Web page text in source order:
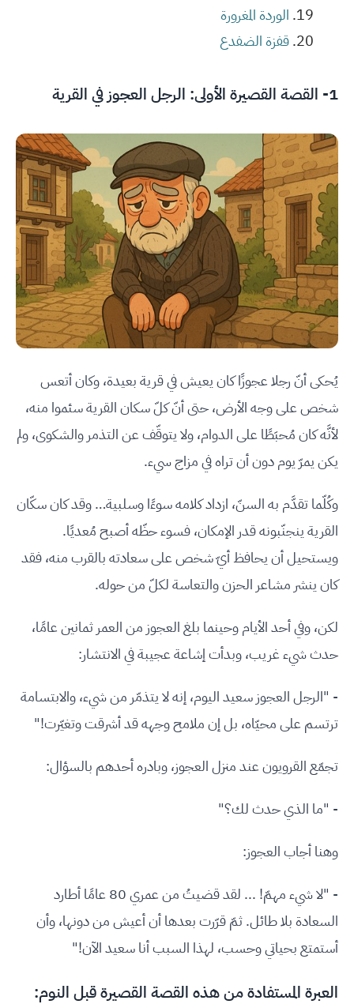
الوردة المغرورة
قفزة الضفدع
1- القصة القصيرة الأولى: الرجل العجوز في القرية
يُحكى أنّ رجلا عجوزًا كان يعيش في قرية بعيدة، وكان أتعس
شخص على وجه الأرض، حتى أنّ كلّ سكان القرية سئموا منه،
لأنَّه كان مُحبَطًا على الدوام، ولا يتوقّف عن التذمر والشكوى، ولم
يكن يمرّ يوم دون أن تراه في مزاج سيء.
وكُلّما تقدَّم به السنّ، ازداد كلامه سوءًا وسلبية… وقد كان سكّان
القرية ينجنّبونه قدر الإمكان، فسوء حظّه أصبح مُعديًا.
ويستحيل أن يحافظ أيّ شخص على سعادته بالقرب منه، فقد
كان ينشر مشاعر الحزن والتعاسة لكلّ من حوله.
لكن، وفي أحد الأيام وحينما بلغ العجوز من العمر ثمانين عامًا،
حدث شيء غريب، وبدأت إشاعة عجيبة في الانتشار:
- "الرجل العجوز سعيد اليوم، إنه لا يتذمّر من شيء، والابتسامة
ترتسم على محيّاه، بل إن ملامح وجهه قد أشرقت وتغيّرت!"
تجمّع القرويون عند منزل العجوز، وبادره أحدهم بالسؤال:
- "ما الذي حدث لك؟"
وهنا أجاب العجوز:
- "لا شيء مهمّ! ... لقد قضيتُ من عمري 80 عامًا أطارد
السعادة بلا طائل. ثمّ قرّرت بعدها أن أعيش من دونها، وأن
أستمتع بحياتي وحسب، لهذا السبب أنا سعيد الآن!"
العبرة المستفادة من هذه القصة القصيرة قبل النوم: